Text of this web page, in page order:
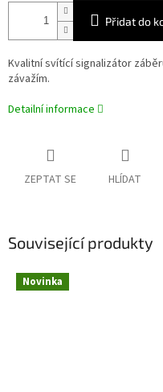
Přidat do
Kvalitní svítící signalizátor
závažím.
Detailní informace
ZEPTAT SE HLÍDAT
Související produkty
Novinka